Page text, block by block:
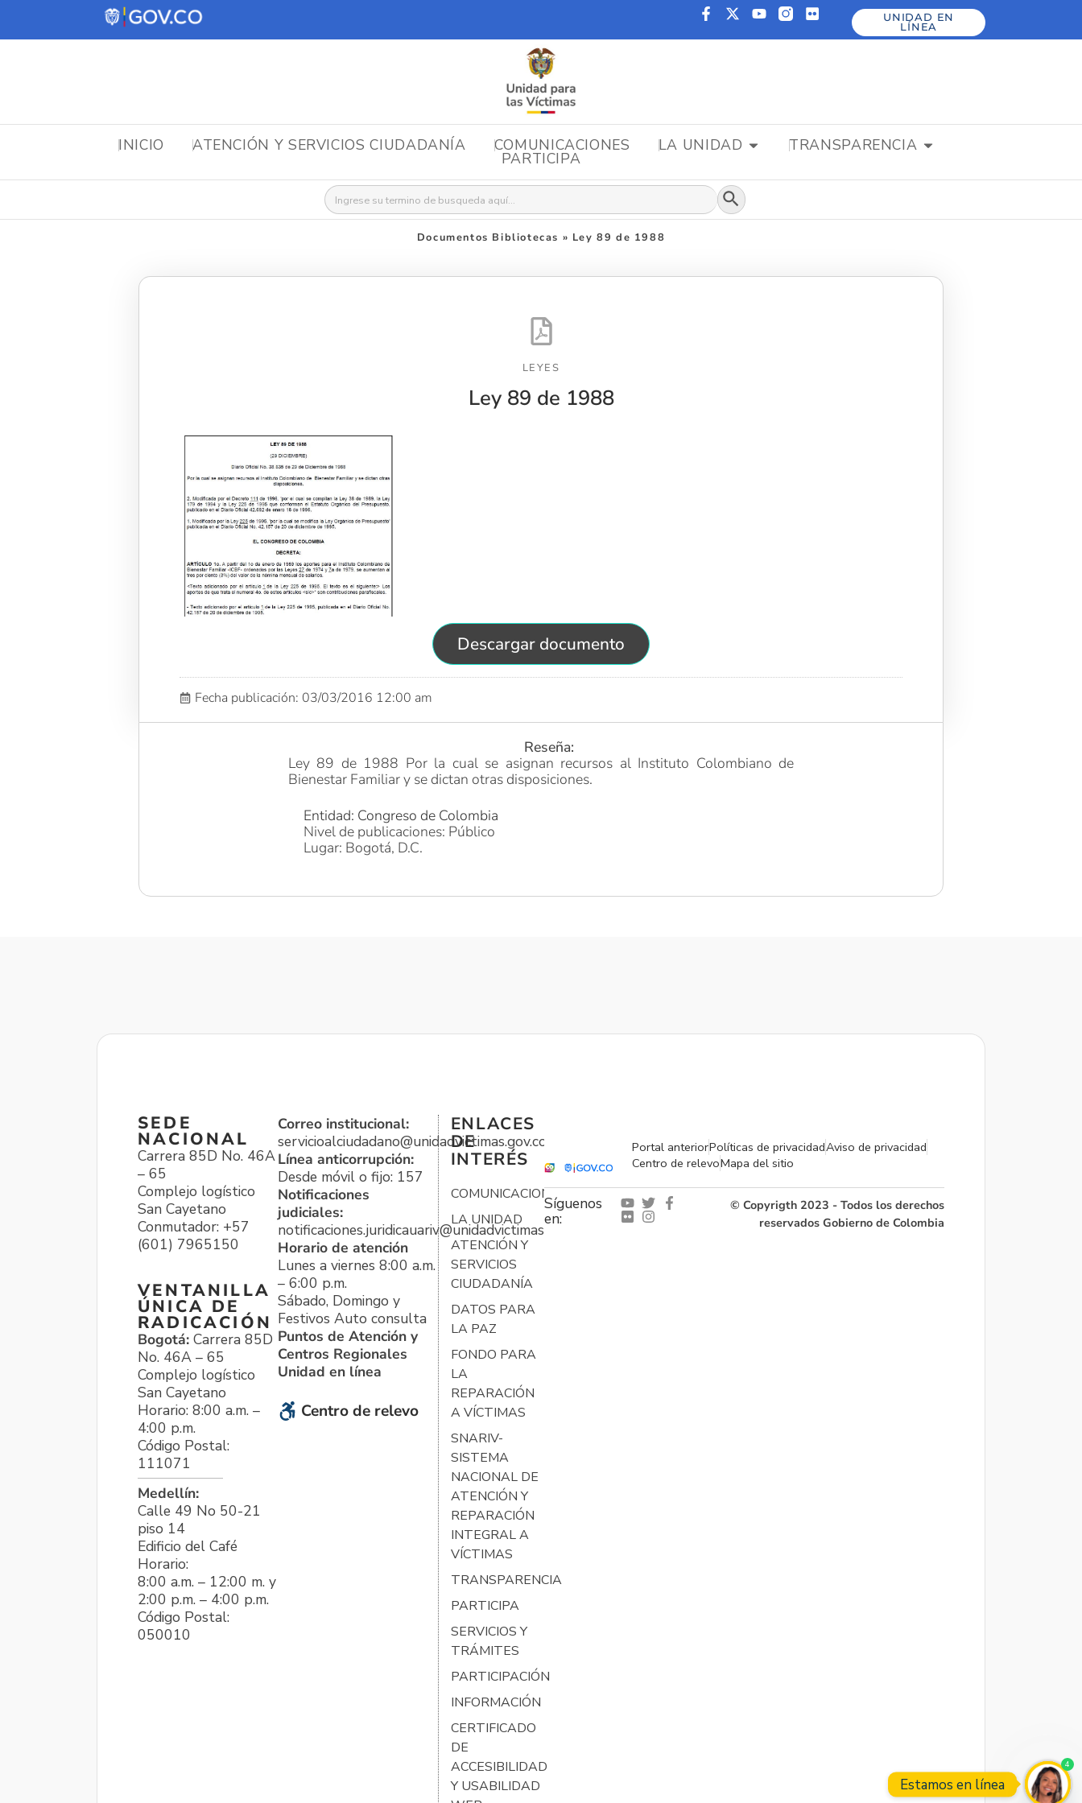
UNIDAD EN
LÍNEA
INICIO ATENCIÓN Y SERVICIOS CIUDADANÍA COMUNICACIONES LA UNIDAD TRANSPARENCIA
PARTICIPA
Buscar: Botón de búsqueda
Documentos Bibliotecas » Ley 89 de 1988
LEYES
Ley 89 de 1988
Descargar documento
Fecha publicación: 03/03/2016 12:00 am
Reseña:
Ley 89 de 1988 Por la cual se asignan recursos al Instituto Colombiano de
Bienestar Familiar y se dictan otras disposiciones.
Entidad: Congreso de Colombia
Nivel de publicaciones: Público
Lugar: Bogotá, D.C.
SEDE
NACIONAL
Carrera 85D No. 46A
– 65
Complejo logístico
San Cayetano
Conmutador: +57
(601) 7965150
VENTANILLA
ÚNICA DE
RADICACIÓN
Bogotá: Carrera 85D
No. 46A – 65
Complejo logístico
San Cayetano
Horario: 8:00 a.m. –
4:00 p.m.
Código Postal:
111071
Medellín:
Calle 49 No 50-21
piso 14
Edificio del Café
Horario:
8:00 a.m. – 12:00 m. y
2:00 p.m. – 4:00 p.m.
Código Postal:
050010
Correo institucional:
servicioalciudadano@unidadvictimas.gov.co
Línea anticorrupción:
Desde móvil o fijo: 157
Notificaciones
judiciales:
notificaciones.juridicauariv@unidadvictimas.gov.co
Horario de atención
Lunes a viernes 8:00 a.m.
– 6:00 p.m.
Sábado, Domingo y
Festivos Auto consulta
Puntos de Atención y
Centros Regionales
Unidad en línea
Centro de relevo
ENLACES
DE
INTERÉS
COMUNICACIONES
LA UNIDAD
ATENCIÓN Y
SERVICIOS
CIUDADANÍA
DATOS PARA
LA PAZ
FONDO PARA
LA
REPARACIÓN
A VÍCTIMAS
SNARIV-
SISTEMA
NACIONAL DE
ATENCIÓN Y
REPARACIÓN
INTEGRAL A
VÍCTIMAS
TRANSPARENCIA
PARTICIPA
SERVICIOS Y
TRÁMITES
PARTICIPACIÓN
INFORMACIÓN
CERTIFICADO
DE
ACCESIBILIDAD
Y USABILIDAD
Portal anteriorPolíticas de privacidadAviso de privacidad
Centro de relevoMapa del sitio
Síguenos
en:
© Copyrigth 2023 - Todos los derechos
reservados Gobierno de Colombia
Estamos en línea
4